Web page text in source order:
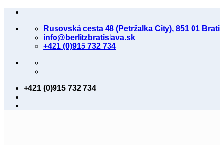
Skip
content
Rusovská cesta 48 (Petržalka City), 851 01
info@berlitzbratislava.sk
+421 (0)915 732 734
+421 (0)915 732 734